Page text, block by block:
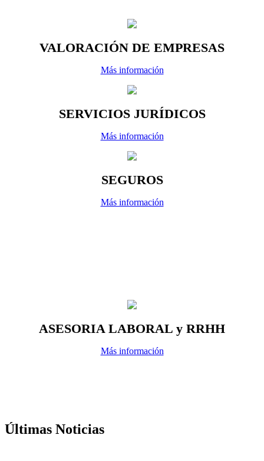
VALORACIÓN DE EMPRESAS
Más información
SERVICIOS JURÍDICOS
Más información
SEGUROS
Más información
ASESORIA LABORAL y RRHH
Más información
Últimas Noticias